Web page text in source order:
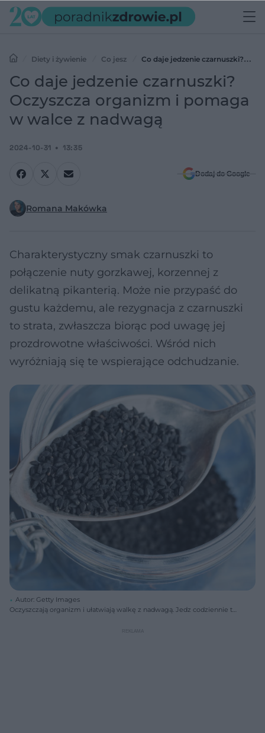
Diety i żywienie Co jesz
Co daje jedzenie czarnuszki?
Oczyszcza organizm i pomaga w walce z nadwagą
Co daje jedzenie czarnuszki?
Oczyszcza organizm i pomaga
w walce z nadwagą
2024-10-31 13:35
Dodaj do Google
Romana Makówka
Charakterystyczny smak czarnuszki to
połączenie nuty gorzkawej, korzennej z
delikatną pikanterią. Może nie przypaść do
gustu każdemu, ale rezygnacja z czarnuszki
to strata, zwłaszcza biorąc pod uwagę jej
prozdrowotne właściwości. Wśród nich
wyróżniają się te wspierające odchudzanie.
Autor: Getty Images
Oczyszczają organizm i ułatwiają walkę z nadwagą. Jedz codziennie te